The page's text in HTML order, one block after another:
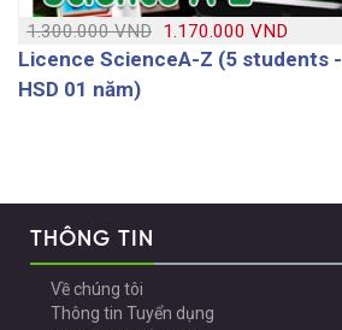
1.300.000 VND 1.170.000 VND
Licence ScienceA-Z (5 students -
HSD 01 năm)
THÔNG TIN
Về chúng tôi
Thông tin Tuyển dụng